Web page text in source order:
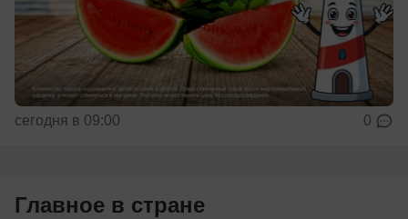
сегодня в 09:00 0
Главное в стране